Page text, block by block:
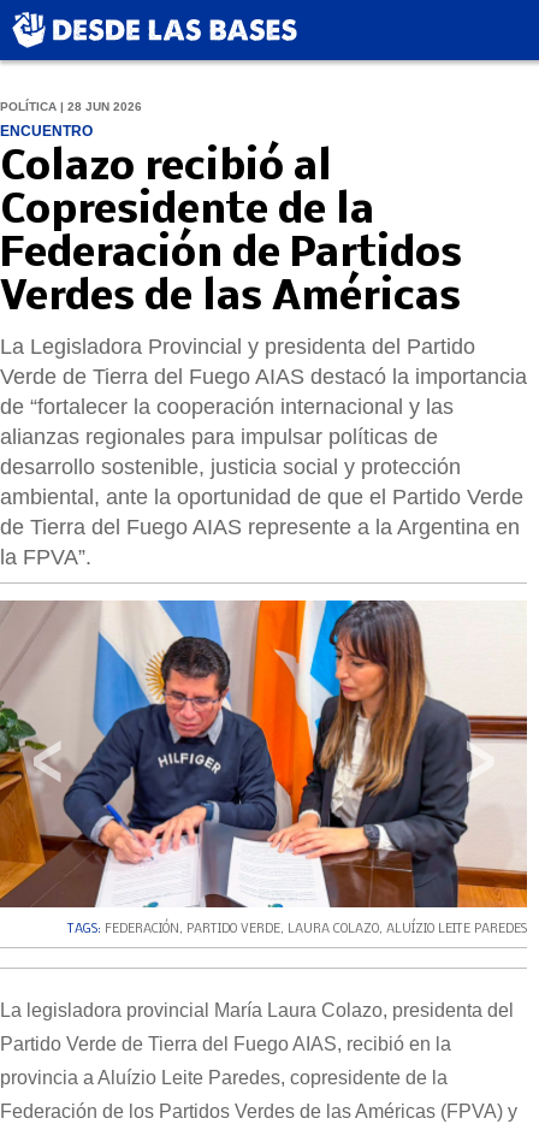
POLÍTICA | 28 JUN 2026
ENCUENTRO
Colazo recibió al
Copresidente de la
Federación de Partidos
Verdes de las Américas
La Legisladora Provincial y presidenta del Partido
Verde de Tierra del Fuego AIAS destacó la importancia
de “fortalecer la cooperación internacional y las
alianzas regionales para impulsar políticas de
desarrollo sostenible, justicia social y protección
ambiental, ante la oportunidad de que el Partido Verde
de Tierra del Fuego AIAS represente a la Argentina en
la FPVA”.
‹ ›
TAGS: FEDERACIÓN , PARTIDO VERDE, LAURA COLAZO, ALUÍZIO LEITE PAREDES
La legisladora provincial María Laura Colazo, presidenta del
Partido Verde de Tierra del Fuego AIAS, recibió en la
provincia a Aluízio Leite Paredes, copresidente de la
Federación de los Partidos Verdes de las Américas (FPVA) y